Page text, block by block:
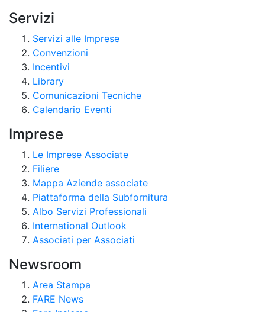
Servizi
Servizi alle Imprese
Convenzioni
Incentivi
Library
Comunicazioni Tecniche
Calendario Eventi
Imprese
Le Imprese Associate
Filiere
Mappa Aziende associate
Piattaforma della Subfornitura
Albo Servizi Professionali
International Outlook
Associati per Associati
Newsroom
Area Stampa
FARE News